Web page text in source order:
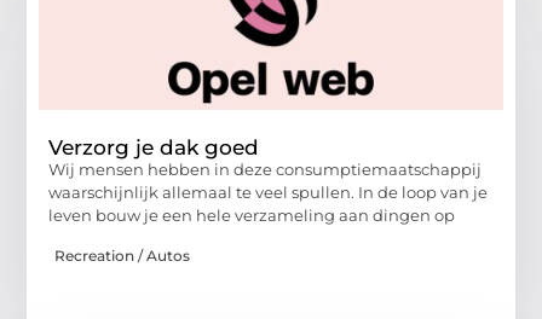
Verzorg je dak goed
Wij mensen hebben in deze consumptiemaatschappij
waarschijnlijk allemaal te veel spullen. In de loop van je
leven bouw je een hele verzameling aan dingen op
Recreation / Autos